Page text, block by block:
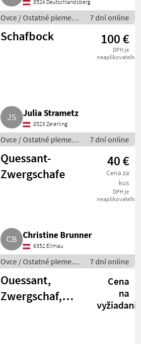
8524 Deutschlandsberg
Ovce / Ostatné plemená
oviec
7 dní online
Schafbock 100 €
DPH je
neaplikovateľné
Julia Strametz
8523 Zeierling
Ovce / Ostatné plemená
oviec
7 dní online
Quessant-
Zwergschafe
40 €
Cena za
kus
DPH je
neaplikovateľné
Christine Brunner
6352 Ellmau
Ovce / Ostatné plemená
oviec
7 dní online
Ouessant,
Zwergschaf,
Cena
na